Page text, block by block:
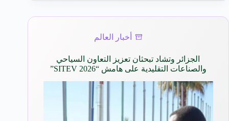
أخبار العالم
الجزائر وتشاد تبحثان تعزيز التعاون السياحي
والصناعات التقليدية على هامش “SITEV 2026”